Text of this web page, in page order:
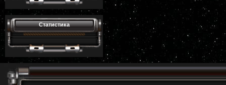
Статистика